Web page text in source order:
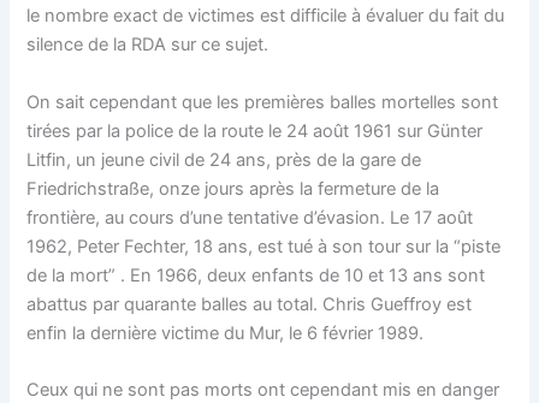
le nombre exact de victimes est difficile à évaluer du fait du
silence de la RDA sur ce sujet.
On sait cependant que les premières balles mortelles sont
tirées par la police de la route le 24 août 1961 sur Günter
Litfin, un jeune civil de 24 ans, près de la gare de
Friedrichstraße, onze jours après la fermeture de la
frontière, au cours d’une tentative d’évasion. Le 17 août
1962, Peter Fechter, 18 ans, est tué à son tour sur la “piste
de la mort” . En 1966, deux enfants de 10 et 13 ans sont
abattus par quarante balles au total. Chris Gueffroy est
enfin la dernière victime du Mur, le 6 février 1989.
Ceux qui ne sont pas morts ont cependant mis en danger